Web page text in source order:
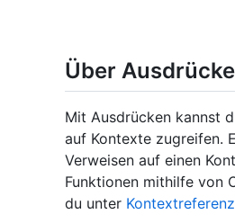
Über Ausdrücke
Mit Ausdrücken kannst
auf Kontexte zugreifen.
Verweisen auf einen
Funktionen mithilfe von
du unter Kontextreferenz